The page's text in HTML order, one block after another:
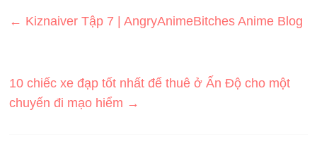
← Kiznaiver Tập 7 | AngryAnimeBitches Anime Blog
10 chiếc xe đạp tốt nhất để thuê ở Ấn Độ cho một
chuyến đi mạo hiểm →